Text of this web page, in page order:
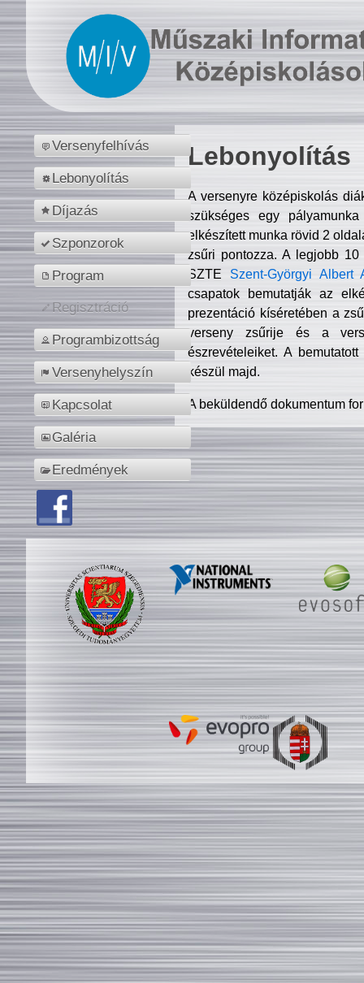
Versenyfelhívás
Lebonyolítás
Díjazás
Szponzorok
Program
Regisztráció
Programbizottság
Versenyhelyszín
Kapcsolat
Galéria
Eredmények
Lebonyolítás
A versenyre középiskolás
szükséges egy
elkészített munka rövid 2
zsűri pontozza. A legjobb
SZTE Szent-Györgyi Albert
csapatok bemutatják az
prezentáció kíséretében a
verseny zsűrije és a
észrevételeiket. A
készül majd.
A beküldendő dokumentum